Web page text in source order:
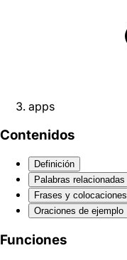
apps
Contenidos
Definición
Palabras relacionadas
Frases y colocaciones
Oraciones de ejemplo
Funciones